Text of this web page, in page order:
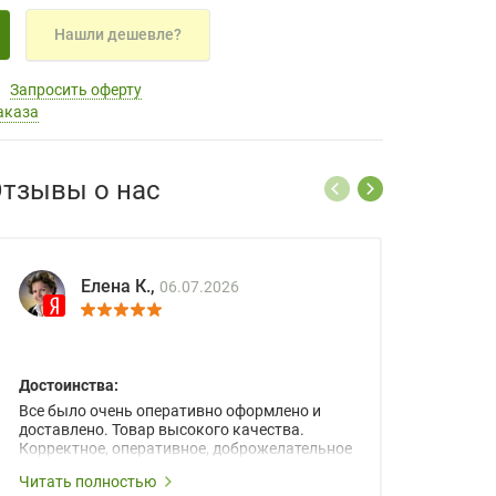
Нашли дешевле?
Запросить оферту
о нас
Елена К., 06.07.2026
Достоинства:
Все было очень оперативно оформлено и
доставлено. Товар высокого качества.
Корректное, оперативное, доброжелательное
Читать полностью